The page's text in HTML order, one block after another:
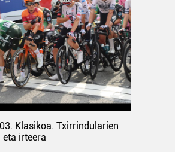
Klasikoa. Txirrindularien
eta irteera